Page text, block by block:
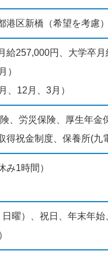
港区新橋（希望を考慮）
257,000円、大学卒月
）
12月、3月）
、労災保険、厚生年
得祝金制度、保養所(
み1時間）
曜）、祝日、年末年